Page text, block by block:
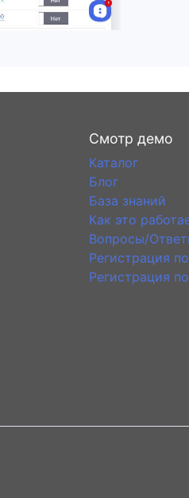
Смотр демо
Каталог
Блог
База знаний
Как это
Вопросы/
Регистрация
Регистрация